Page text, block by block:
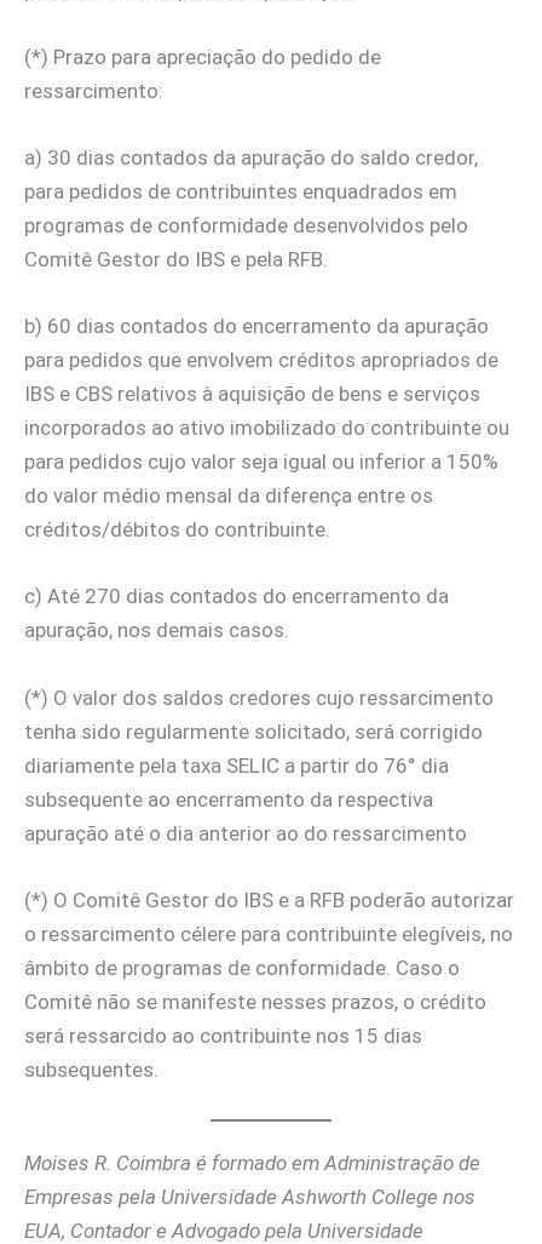
(*) Prazo para apreciação do pedido de
ressarcimento:
a) 30 dias contados da apuração do saldo credor,
para pedidos de contribuintes enquadrados em
programas de conformidade desenvolvidos pelo
Comitê Gestor do IBS e pela RFB.
b) 60 dias contados do encerramento da apuração
para pedidos que envolvem créditos apropriados de
IBS e CBS relativos à aquisição de bens e serviços
incorporados ao ativo imobilizado do contribuinte ou
para pedidos cujo valor seja igual ou inferior a 150%
do valor médio mensal da diferença entre os
créditos/débitos do contribuinte.
c) Até 270 dias contados do encerramento da
apuração, nos demais casos.
(*) O valor dos saldos credores cujo ressarcimento
tenha sido regularmente solicitado, será corrigido
diariamente pela taxa SELIC a partir do 76° dia
subsequente ao encerramento da respectiva
apuração até o dia anterior ao do ressarcimento
(*) O Comitê Gestor do IBS e a RFB poderão autorizar
o ressarcimento célere para contribuinte elegíveis, no
âmbito de programas de conformidade. Caso o
Comitê não se manifeste nesses prazos, o crédito
será ressarcido ao contribuinte nos 15 dias
subsequentes.
Moises R. Coimbra é formado em Administração de
Empresas pela Universidade Ashworth College nos
EUA, Contador e Advogado pela Universidade